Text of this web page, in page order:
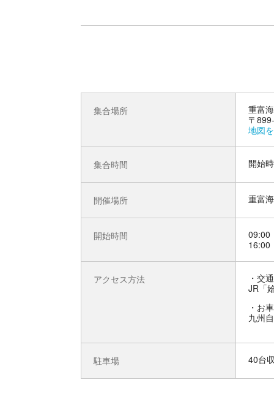
集合場所
重富
〒
地図
集合時間 開始
開催場所 重富
開始時間
09:00
16:00
アクセス方法
交
JR「
お
九州
駐車場 40台